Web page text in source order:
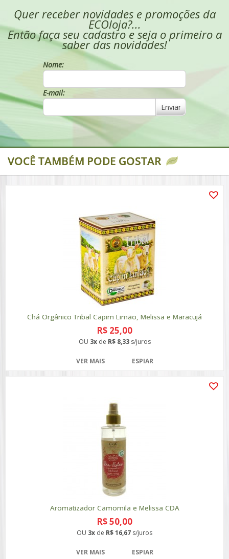
Quer receber novidades e promoções da
ECOloja?...
Então faça seu cadastro e seja o primeiro a
saber das novidades!
Nome:
E-mail:
Enviar
VOCÊ TAMBÉM PODE GOSTAR
Chá Orgânico Tribal Capim Limão, Melissa e Maracujá
R$ 25,00
OU 3xde R$ 8,33s/juros
VER MAIS ESPIAR
Aromatizador Camomila e Melissa CDA
R$ 50,00
OU 3x de R$ 16,67 s/juros
VER MAIS ESPIAR